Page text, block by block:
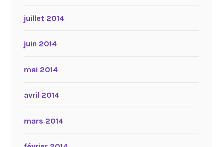
juillet 2014
juin 2014
mai 2014
avril 2014
mars 2014